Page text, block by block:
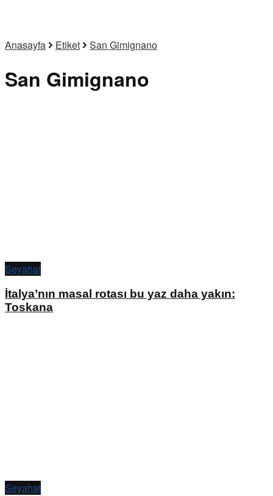
Anasayfa Etiket San Gimignano
San Gimignano
Seyahat
İtalya’nın masal rotası bu yaz daha yakın:
Toskana
Seyahat